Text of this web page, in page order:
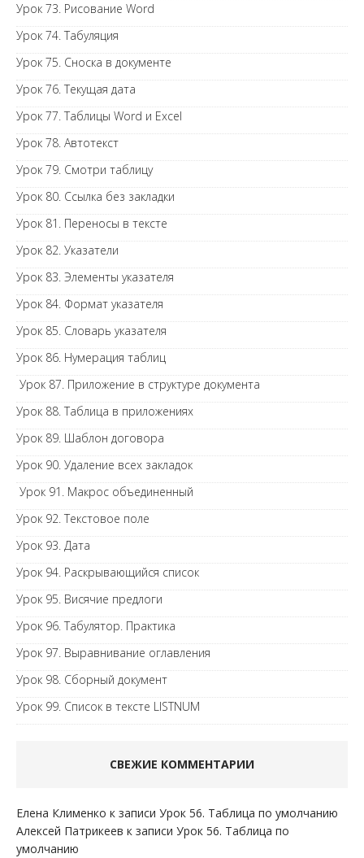
Урок 73. Рисование Word
Урок 74. Табуляция
Урок 75. Сноска в документе
Урок 76. Текущая дата
Урок 77. Таблицы Word и Excel
Урок 78. Автотекст
Урок 79. Смотри таблицу
Урок 80. Ссылка без закладки
Урок 81. Переносы в тексте
Урок 82. Указатели
Урок 83. Элементы указателя
Урок 84. Формат указателя
Урок 85. Словарь указателя
Урок 86. Нумерация таблиц
Урок 87. Приложение в структуре документа
Урок 88. Таблица в приложениях
Урок 89. Шаблон договора
Урок 90. Удаление всех закладок
Урок 91. Макрос объединенный
Урок 92. Текстовое поле
Урок 93. Дата
Урок 94. Раскрывающийся список
Урок 95. Висячие предлоги
Урок 96. Табулятор. Практика
Урок 97. Выравнивание оглавления
Урок 98. Сборный документ
Урок 99. Список в тексте LISTNUM
СВЕЖИЕ КОММЕНТАРИИ
Елена Клименко к записи Урок 56. Таблица по умолчанию
Алексей Патрикеев к записи Урок 56. Таблица по
умолчанию